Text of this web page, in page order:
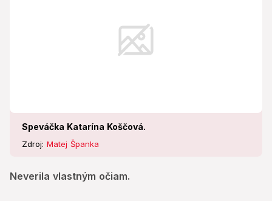
Speváčka Katarína Koščová.
Zdroj: Matej Španka
Neverila vlastným očiam.